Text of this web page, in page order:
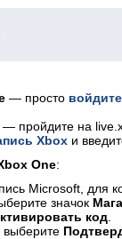
— просто
пройдите на
Xboxи
One:
Microsoft, для
значок
код.
выберите